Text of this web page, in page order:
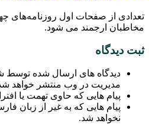
مخاطبان ارجمند می شود.
ثبت دیدگاه
دیدگاه های ارسال شده توسط
مدیریت در وب منتشر خواهد
پیام هایی که حاوی تهمت یا
پیام هایی که به غیر از زبان
نخواهد شد.